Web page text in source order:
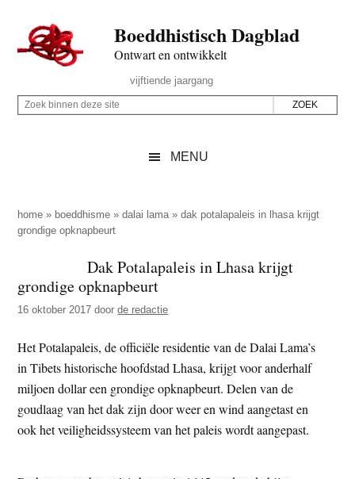
naar
de
inhoud
secondary
naar
de
sidebar
naar
de
Boeddhistisch Dagblad
Ontwart en ontwikkelt
Rechts
vijftiende jaargang
Z
p
d
z
e
i
t
e
Z
i
n
n
d
z
e
s
i
t
MENU
home » boeddhisme »dalai lama »dak potalapaleis in lhasa krijgt
grondige opknapbeurt
Dak Potalapaleis in Lhasa krijgt
grondige opknapbeurt
16 oktober 2017 doorde redactie
Het Potalapaleis, de officiële residentie van de Dalai Lama’s
in Tibets historische hoofdstad Lhasa, krijgt voor anderhalf
miljoen dollar een grondige opknapbeurt. Delen van de
goudlaag van het dak zijn door weer en wind aangetast en
ook het veiligheidssysteem van het paleis wordt aangepast.